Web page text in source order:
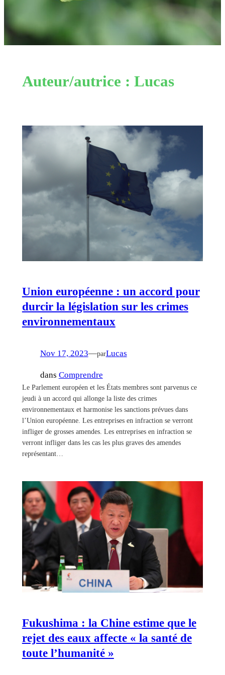
Auteur/autrice : Lucas
Union européenne : un accord pour
durcir la législation sur les crimes
environnementaux
Nov 17, 2023—parLucas
dans Comprendre
Le Parlement européen et les États membres sont parvenus ce
jeudi à un accord qui allonge la liste des crimes
environnementaux et harmonise les sanctions prévues dans
l’Union européenne. Les entreprises en infraction se verront
infliger de grosses amendes. Les entreprises en infraction se
verront infliger dans les cas les plus graves des amendes
représentant…
Fukushima : la Chine estime que le
rejet des eaux affecte « la santé de
toute l’humanité »